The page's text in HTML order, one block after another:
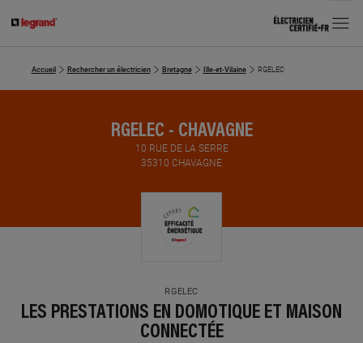
MENU
Accueil Rechercher un électricien Bretagne Ille-et-Vilaine RGELEC
RGELEC - CHAVAGNE
10 RUE DE LA SERRE
35310 CHAVAGNE
RGELEC
LES PRESTATIONS EN DOMOTIQUE ET MAISON
CONNECTÉE